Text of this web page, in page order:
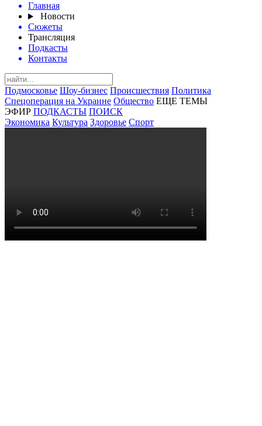
Главная
Новости
Сюжеты
Трансляция
Подкасты
Контакты
Подмосковье Шоу-бизнес Происшествия Политика
Спецоперация на Украине Общество ЕЩЕ ТЕМЫ
ЭФИР ПОДКАСТЫ ПОИСК
Экономика Культура Здоровье Спорт